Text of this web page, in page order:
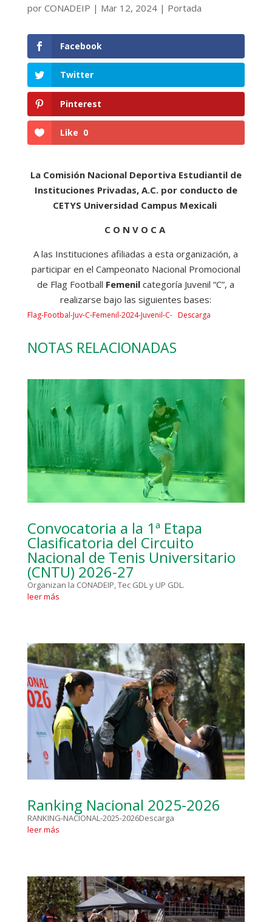
por CONADEIP | Mar 12, 2024| Portada
Facebook
Twitter
Pinterest
Like 0
La Comisión Nacional Deportiva Estudiantil de
Instituciones Privadas, A.C. por conducto de
CETYS Universidad Campus Mexicali
C O N V O C A
A las Instituciones afiliadas a esta organización, a
participar en el Campeonato Nacional Promocional
de Flag Football Femenilcategoría Juvenil “C”, a
realizarse bajo las siguientes bases:
Flag-Footbal-Juv-C-Femenil-2024-Juvenil-C- Descarga
NOTAS RELACIONADAS
Convocatoria a la 1ª Etapa
Clasificatoria del Circuito
Nacional de Tenis Universitario
(CNTU) 2026-27
Organizan la CONADEIP, Tec GDL y UP GDL.
leer más
Ranking Nacional 2025-2026
RANKING-NACIONAL-2025-2026Descarga
leer más